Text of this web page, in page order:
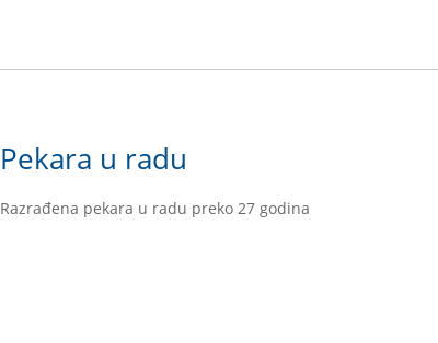
Pekara u radu
Razrađena pekara u radu preko 27 godina